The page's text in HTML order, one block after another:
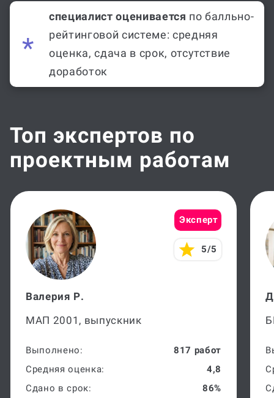
специалист оценивается по балльно-
рейтинговой системе: средняя
оценка, сдача в срок, отсутствие
доработок
Топ экспертов по
проектным работам
Эксперт
5/5
Валерия Р.
МАП 2001, выпускник
Выполнено:
817 работ
Средняя оценка:
4,8
Сдано в срок:
86%